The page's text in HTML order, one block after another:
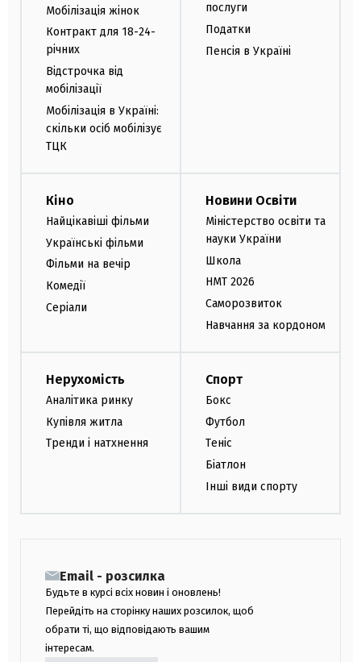
Мобілізація жінок
Контракт для 18-24-
річних
Відстрочка від
мобілізації
Мобілізація в Україні:
скільки осіб мобілізує
ТЦК
послуги
Податки
Пенсія в Україні
Кіно
Найцікавіші фільми
Українські фільми
Фільми на вечір
Комедії
Серіали
Новини Освіти
Міністерство освіти та
науки України
Школа
НМТ 2026
Саморозвиток
Навчання за кордоном
Нерухомість
Аналітика ринку
Купівля житла
Тренди і натхнення
Спорт
Бокс
Футбол
Теніс
Біатлон
Інші види спорту
Email - розсилка
Будьте в курсі всіх новин і оновлень!
Перейдіть на сторінку наших розсилок, щоб
обрати ті, що відповідають вашим
інтересам.